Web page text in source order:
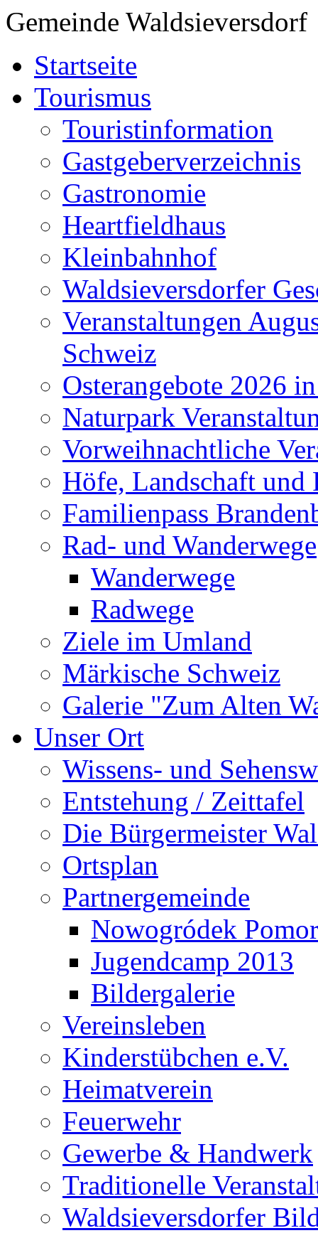
Gemeinde Waldsieversdorf
Startseite
Tourismus
Touristinformation
Gastgeberverzeichnis
Gastronomie
Heartfieldhaus
Kleinbahnhof
Waldsieversdorfer
Veranstaltungen
Schweiz
Osterangebote 2026
Naturpark
Vorweihnachtliche
Höfe, Landschaft und
Familienpass
Rad- und Wanderwege
Wanderwege
Radwege
Ziele im Umland
Märkische Schweiz
Galerie "Zum Alten
Unser Ort
Wissens- und
Entstehung / Zeittafel
Die Bürgermeister
Ortsplan
Partnergemeinde
Nowogródek
Jugendcamp 2013
Bildergalerie
Vereinsleben
Kinderstübchen e.V.
Heimatverein
Feuerwehr
Gewerbe & Handwerk
Traditionelle
Waldsieversdorfer